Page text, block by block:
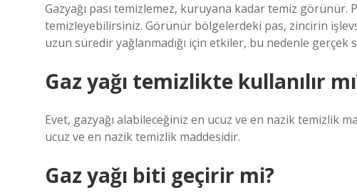
Gazyağı pası temizlemez, kuruyana kadar temiz görünür.
temizleyebilirsiniz. Görünür bölgelerdeki pas, zincirin
uzun süredir yağlanmadığı için etkiler, bu nedenle gerçek
Gaz yağı temizlikte kullanılır
Evet, gazyağı alabileceğiniz en ucuz ve en nazik temizlik
ucuz ve en nazik temizlik maddesidir.
Gaz yağı biti geçirir mi?